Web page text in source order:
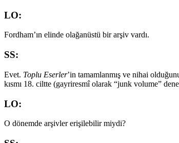
LO:
Fordham’ın elinde olağanüstü bir arşiv vardı.
SS:
Evet. Toplu Eserler’in tamamlanmış ve nihai
kısmı 18. ciltte (gayriresmî olarak “junk volume”
LO:
O dönemde arşivler erişilebilir miydi?